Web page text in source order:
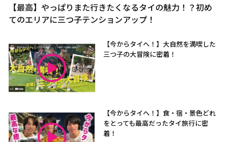
【最高】やっぱりまた行きたくなるタイの魅力！？初め
てのエリアに三つ子テンションアップ！
【今からタイへ！】大自然を満喫した
三つ子の大冒険に密着！
【今からタイへ！】食・宿・景色どれ
をとっても最高だったタイ旅行に密
着！